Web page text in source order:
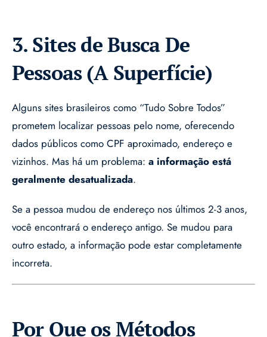
3. Sites de Busca De
Pessoas (A Superfície)
Alguns sites brasileiros como “Tudo Sobre Todos”
prometem localizar pessoas pelo nome, oferecendo
dados públicos como CPF aproximado, endereço e
vizinhos. Mas há um problema: a informação está
geralmente desatualizada.
Se a pessoa mudou de endereço nos últimos 2-3 anos,
você encontrará o endereço antigo. Se mudou para
outro estado, a informação pode estar completamente
incorreta.
Por Que os Métodos